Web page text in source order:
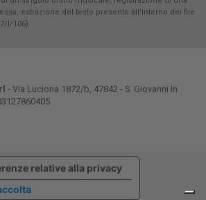
estrazione del testo presente all'interno dei file
I/106)
- Via Luciona 1872/b, 47842 - S. Giovanni In
relative alla privacy